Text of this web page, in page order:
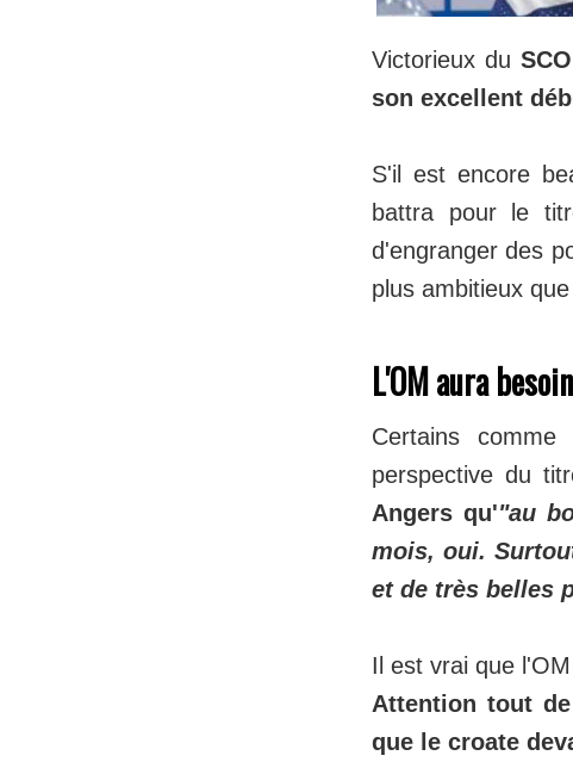
Victorieux du
son excellent
S'il est encore
battra pour le
d'engranger des
plus ambitieux
L'OM aura
Certains comme
perspective du
Angers qu'"au
mois, oui.
et de très belles
Il est vrai que
Attention tout
que le croate